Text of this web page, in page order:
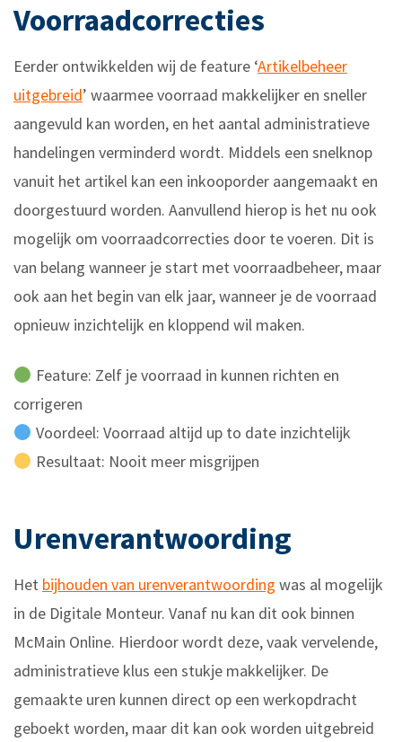
Voorraadcorrecties
Eerder ontwikkelden wij de feature ‘Artikelbeheer
uitgebreid’ waarmee voorraad makkelijker en sneller
aangevuld kan worden, en het aantal administratieve
handelingen verminderd wordt. Middels een snelknop
vanuit het artikel kan een inkooporder aangemaakt en
doorgestuurd worden. Aanvullend hierop is het nu ook
mogelijk om voorraadcorrecties door te voeren. Dit is
van belang wanneer je start met voorraadbeheer, maar
ook aan het begin van elk jaar, wanneer je de voorraad
opnieuw inzichtelijk en kloppend wil maken.
Feature: Zelf je voorraad in kunnen richten en
corrigeren
Voordeel: Voorraad altijd up to date inzichtelijk
Resultaat: Nooit meer misgrijpen
Urenverantwoording
Het bijhouden van urenverantwoording was al mogelijk
in de Digitale Monteur. Vanaf nu kan dit ook binnen
McMain Online. Hierdoor wordt deze, vaak vervelende,
administratieve klus een stukje makkelijker. De
gemaakte uren kunnen direct op een werkopdracht
geboekt worden, maar dit kan ook worden uitgebreid